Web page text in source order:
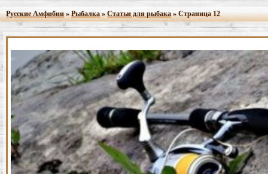
Русские Амфибии»Рыбалка»Статьи для рыбака» Страница 12